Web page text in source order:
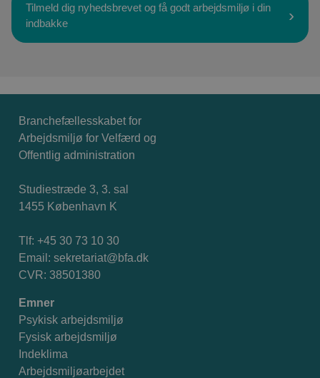
Tilmeld dig nyhedsbrevet og få godt arbejdsmiljø i din
indbakke
Branchefællesskabet for
Arbejdsmiljø for Velfærd og
Offentlig administration
Studiestræde 3, 3. sal
1455 København K
Tlf: +45 30 73 10 30
Email: sekretariat@bfa.dk
CVR: 38501380
Emner
Psykisk arbejdsmiljø
Fysisk arbejdsmiljø
Indeklima
Arbejdsmiljøarbejdet